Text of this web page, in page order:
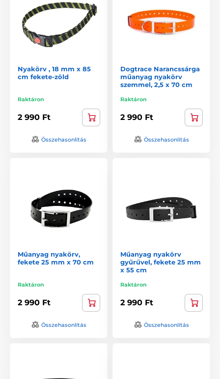
Nyakörv , 18 mm x 85
cm fekete-zöld
Raktáron
2 990 Ft
Összehasonlítás
Dogtrace Narancssárga
műanyag nyakörv
szemmel, 2,5 x 70 cm
Raktáron
2 990 Ft
Összehasonlítás
Műanyag nyakörv,
fekete 25 mm x 70 cm
Raktáron
2 990 Ft
Összehasonlítás
Műanyag nyakörv
gyűrűvel, fekete 25 mm
x 55 cm
Raktáron
2 990 Ft
Összehasonlítás